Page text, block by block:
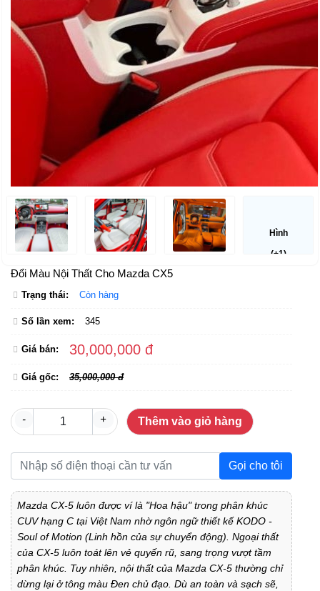
Hình
(+1)
Đổi Màu Nội Thất Cho Mazda CX5
Trạng thái: Còn hàng
Số lần xem: 345
Giá bán: 30,000,000 đ
Giá gốc: 35,000,000 đ
- + Thêm vào giỏ hàng
Gọi cho tôi
Mazda CX-5 luôn được ví là "Hoa hậu" trong phân khúc
CUV hạng C tại Việt Nam nhờ ngôn ngữ thiết kế KODO -
Soul of Motion (Linh hồn của sự chuyển động). Ngoại thất
của CX-5 luôn toát lên vẻ quyến rũ, sang trọng vượt tầm
phân khúc. Tuy nhiên, nội thất của Mazda CX-5 thường chỉ
dừng lại ở tông màu Đen chủ đạo. Dù an toàn và sạch sẽ,